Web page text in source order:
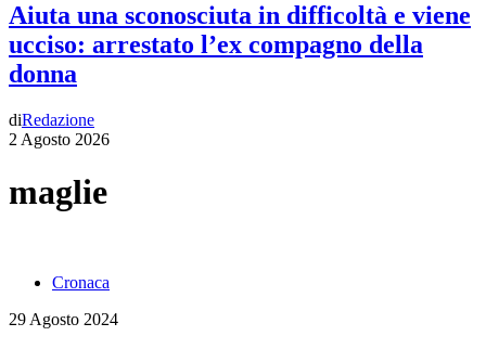
Aiuta una sconosciuta in difficoltà e viene
ucciso: arrestato l’ex compagno della
donna
diRedazione
2 Agosto 2026
maglie
Cronaca
29 Agosto 2024